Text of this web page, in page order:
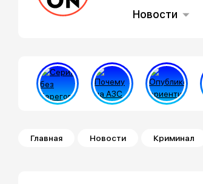
Новости
Строка навигации
Главная Новости Криминал